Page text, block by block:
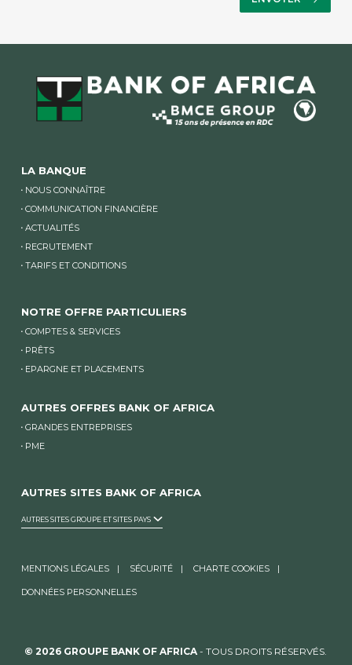
LA BANQUE
NOUS CONNAÎTRE
COMMUNICATION FINANCIÈRE
ACTUALITÉS
RECRUTEMENT
TARIFS ET CONDITIONS
NOTRE OFFRE PARTICULIERS
COMPTES & SERVICES
PRÊTS
EPARGNE ET PLACEMENTS
AUTRES OFFRES BANK OF AFRICA
GRANDES ENTREPRISES
PME
AUTRES SITES BANK OF AFRICA
AUTRES SITES GROUPE ET SITES PAYS
MENTIONS LÉGALES SÉCURITÉ CHARTE COOKIES
DONNÉES PERSONNELLES
© 2026 GROUPE BANK OF AFRICA - TOUS DROITS RÉSERVÉS.